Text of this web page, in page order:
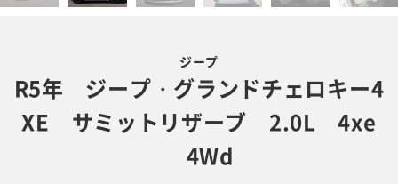
ジープ
R5年 ジープ・グランドチェロキー4
XE サミットリザーブ 2.0L 4xe
4Wd